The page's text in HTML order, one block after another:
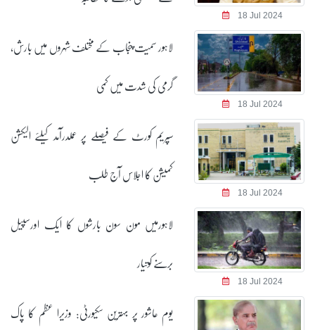
18 Jul 2024
18 Jul 2024
لاہور سمیت پنجاب کے مختلف شہروں میں بارش،
گرمی کی شدت میں کمی
18 Jul 2024
سپریم کورٹ کے فیصلے پر عملدرآمد کیلئے الیکشن
کمیشن کا اجلاس آج طلب
18 Jul 2024
لاہورمیں مون سون بارشوں کا ایک اورسپیل
برسنے کوتیار
یوم عاشور پر بہترین سکیورٹی: وزیرا عظم کا پاک